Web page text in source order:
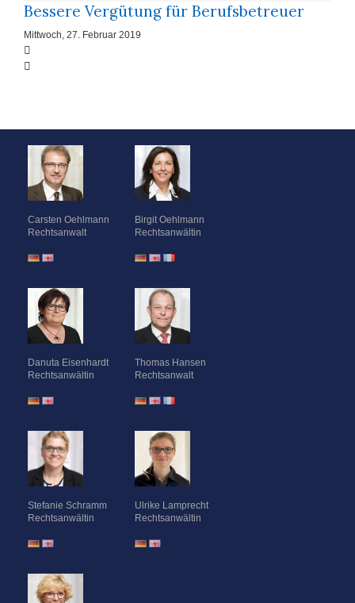
Bessere Vergütung für Berufsbetreuer
Mittwoch, 27. Februar 2019
Carsten Oehlmann
Rechtsanwalt
Birgit Oehlmann
Rechtsanwältin
Danuta Eisenhardt
Rechtsanwältin
Thomas Hansen
Rechtsanwalt
Stefanie Schramm
Rechtsanwältin
Ulrike Lamprecht
Rechtsanwältin